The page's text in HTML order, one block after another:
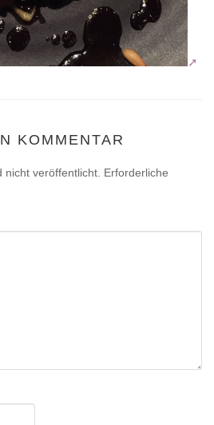
KOMMENTAR
nicht veröffentlicht. Erforderliche